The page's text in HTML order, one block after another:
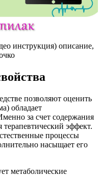
инструкция) описание,
позволяют оценить
обладает
за счет содержания
терапевтический эффект.
процессы
насыщает его
метаболические